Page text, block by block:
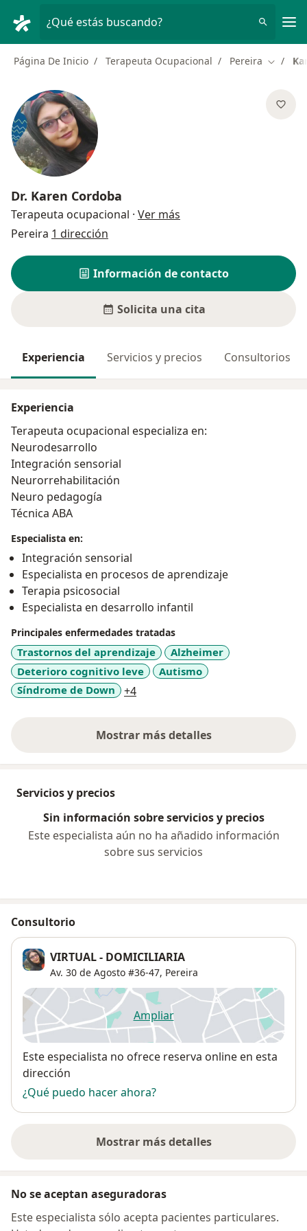
¿Qué estás buscando?
Página De Inicio Terapeuta Ocupacional Pereira
Dr. Karen Cordoba
Terapeuta ocupacional · Ver más
Pereira 1 dirección
Información de contacto
Solicita una cita
Experiencia Servicios y precios Consultorios
Experiencia
Terapeuta ocupacional especializa en:
Neurodesarrollo
Integración sensorial
Neurorrehabilitación
Neuro pedagogía
Técnica ABA
Especialista en:
Integración sensorial
Especialista en procesos de aprendizaje
Terapia psicosocial
Especialista en desarrollo infantil
Principales enfermedades tratadas
Trastornos del aprendizaje
Alzheimer
Deterioro cognitivo leve
Autismo
Síndrome de Down
+4a11y_sr_more_diseases
Mostrar más detalles
sobre la experiencia
Servicios y precios
Sin información sobre servicios y precios
Este especialista aún no ha añadido información
sobre sus servicios
Consultorio
VIRTUAL - DOMICILIARIA
Av. 30 de Agosto #36-47, Pereira
Ampliarse abre en una nueva
Disponibilidad
Este especialista no ofrece reserva online en esta
dirección
¿Qué puedo hacer ahora?
Mostrar más detalles
sobre la dirección
No se aceptan aseguradoras
Este especialista sólo acepta pacientes particulares.